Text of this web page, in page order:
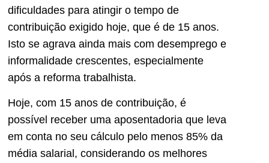
dificuldades para atingir o tempo de
contribuição exigido hoje, que é de 15 anos.
Isto se agrava ainda mais com desemprego e
informalidade crescentes, especialmente
após a reforma trabalhista.
Hoje, com 15 anos de contribuição, é
possível receber uma aposentadoria que leva
em conta no seu cálculo pelo menos 85% da
média salarial, considerando os melhores